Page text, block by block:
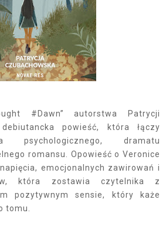
#Dawn” autorstwa Patrycji
powieść, która łączy
psychologicznego, dramatu
romansu. Opowieść o Veronice
emocjonalnych zawirowań i
która zostawia czytelnika z
pozytywnym sensie, który każe
tomu.